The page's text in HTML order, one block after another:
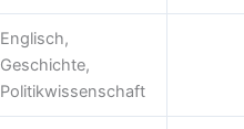
Englisch,
Geschichte,
Politikwissenschaft